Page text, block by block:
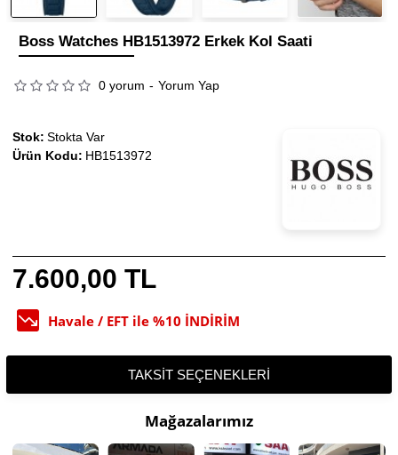
Boss Watches HB1513972 Erkek Kol Saati
0 yorum - Yorum Yap
7.600,00 TL
Havale / EFT ile %10 İNDİRİM
Stok: Stokta Var
Ürün Kodu: HB1513972
TAKSIT SEÇENEKLERI
Mağazalarımız